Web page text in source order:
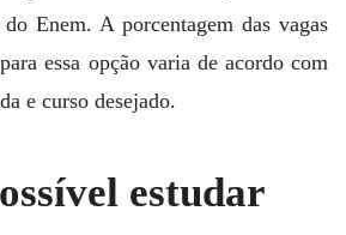
Enem. A porcentagem das vagas
essa opção varia de acordo com
e curso desejado.
estudar